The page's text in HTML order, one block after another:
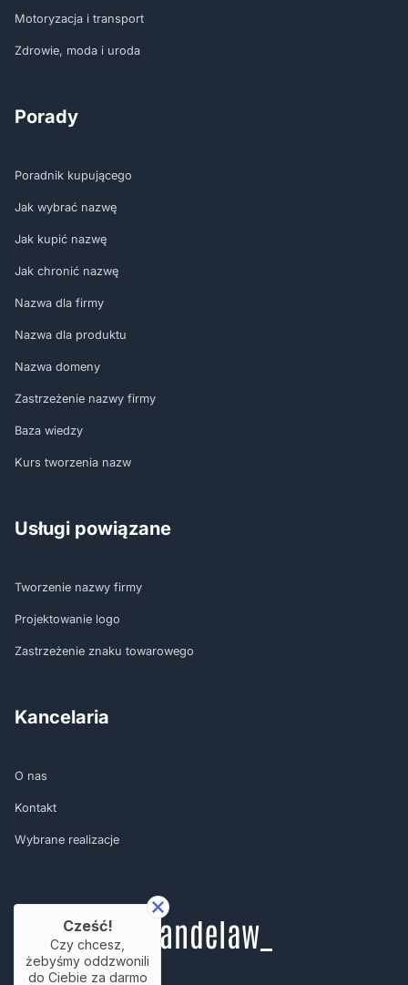
Motoryzacja i transport
Zdrowie, moda i uroda
Porady
Poradnik kupującego
Jak wybrać nazwę
Jak kupić nazwę
Jak chronić nazwę
Nazwa dla firmy
Nazwa dla produktu
Nazwa domeny
Zastrzeżenie nazwy firmy
Baza wiedzy
Kurs tworzenia nazw
Usługi powiązane
Tworzenie nazwy firmy
Projektowanie logo
Zastrzeżenie znaku towarowego
Kancelaria
O nas
Kontakt
Wybrane realizacje
Cześć!
Czy chcesz,
żebyśmy oddzwonili
do Ciebie za darmo